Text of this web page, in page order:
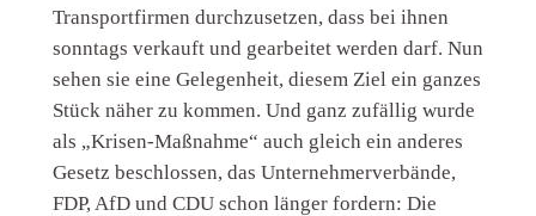
Transportfirmen durchzusetzen, dass bei ihnen
sonntags verkauft und gearbeitet werden darf. Nun
sehen sie eine Gelegenheit, diesem Ziel ein ganzes
Stück näher zu kommen. Und ganz zufällig wurde
als „Krisen-Maßnahme“ auch gleich ein anderes
Gesetz beschlossen, das Unternehmerverbände,
FDP, AfD und CDU schon länger fordern: Die